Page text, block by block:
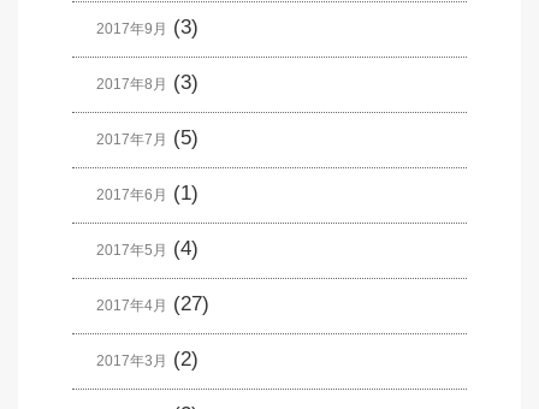
2017年9月 (3)
2017年8月 (3)
2017年7月 (5)
2017年6月 (1)
2017年5月 (4)
2017年4月 (27)
2017年3月 (2)